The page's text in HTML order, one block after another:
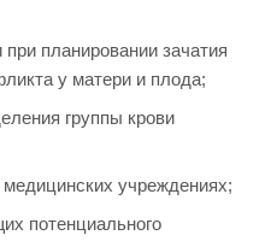
планировании зачатия
у матери и плода;
группы крови
медицинских учреждениях;
потенциального